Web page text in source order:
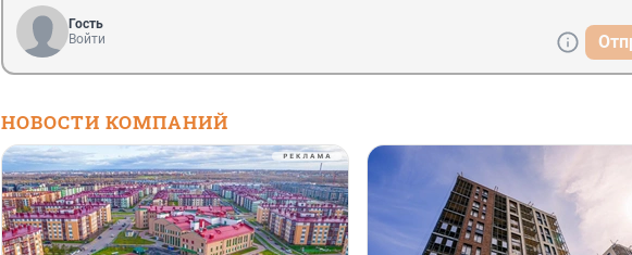
Гость
Войти
НОВОСТИ КОМПАНИЙ